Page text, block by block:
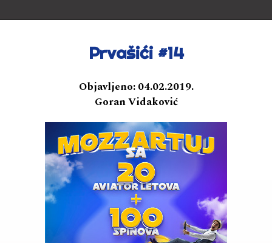
Prvašići #14
Objavljeno: 04.02.2019.
Goran Vidaković